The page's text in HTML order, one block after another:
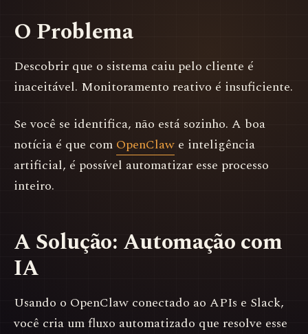
O Problema
Descobrir que o sistema caiu pelo cliente é
inaceitável. Monitoramento reativo é insuficiente.
Se você se identifica, não está sozinho. A boa
notícia é que com OpenClaw e inteligência
artificial, é possível automatizar esse processo
inteiro.
A Solução: Automação com
IA
Usando o OpenClaw conectado ao APIs e Slack,
você cria um fluxo automatizado que resolve esse